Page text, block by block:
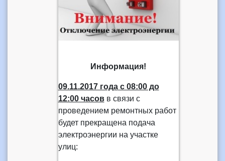
Информация!
09.11.2017 годас 08:00 до
12:00 часовв связи с
проведением ремонтных работ
будет прекращена подача
электроэнергии на участке
улиц: